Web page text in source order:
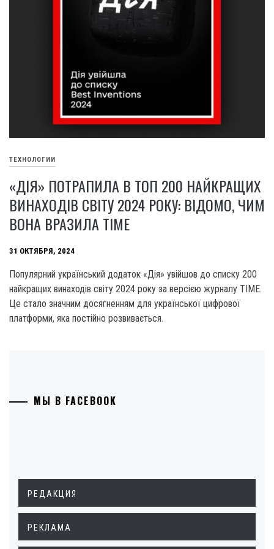
ТЕХНОЛОГИИ
«ДІЯ» ПОТРАПИЛА В ТОП 200 НАЙКРАЩИХ
ВИНАХОДІВ СВІТУ 2024 РОКУ: ВІДОМО, ЧИМ
ВОНА ВРАЗИЛА TIME
31 ОКТЯБРЯ, 2024
Популярний український додаток «Дія» увійшов до списку 200
найкращих винаходів світу 2024 року за версією журналу TIME.
Це стало значним досягненням для української цифрової
платформи, яка постійно розвивається.
МЫ В FACEBOOK
РЕДАКЦИЯ
РЕКЛАМА